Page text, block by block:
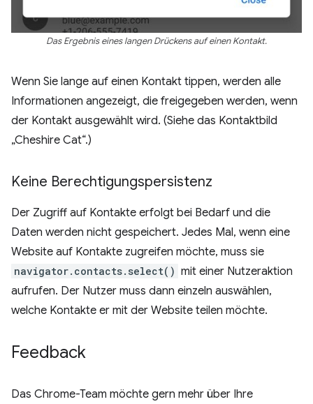
Das Ergebnis eines langen Drückens auf einen Kontakt.
Wenn Sie lange auf einen Kontakt tippen, werden alle
Informationen angezeigt, die freigegeben werden, wenn
der Kontakt ausgewählt wird. (Siehe das Kontaktbild
„Cheshire Cat“.)
Keine Berechtigungspersistenz
Der Zugriff auf Kontakte erfolgt bei Bedarf und die
Daten werden nicht gespeichert. Jedes Mal, wenn eine
Website auf Kontakte zugreifen möchte, muss sie
navigator.contacts.select() mit einer Nutzeraktion
aufrufen. Der Nutzer muss dann einzeln auswählen,
welche Kontakte er mit der Website teilen möchte.
Feedback
Das Chrome-Team möchte gern mehr über Ihre